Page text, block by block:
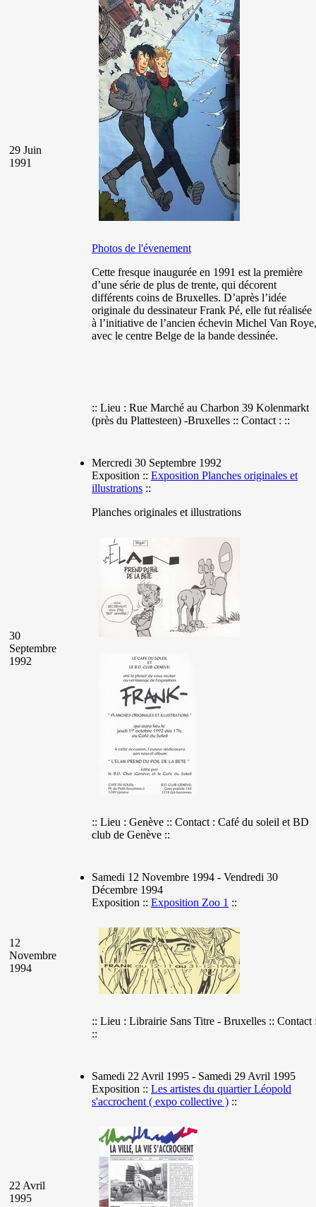
29 Juin
1991
Photos de l'évenement
Cette fresque inaugurée en 1991 est la première
d’une série de plus de trente, qui décorent
différents coins de Bruxelles. D’après l’idée
originale du dessinateur Frank Pé, elle fut réalisée
à l’initiative de l’ancien échevin Michel Van Roye,
avec le centre Belge de la bande dessinée.
:: Lieu : Rue Marché au Charbon 39 Kolenmarkt
(près du Plattesteen) -Bruxelles :: Contact : ::
30
Septembre
1992
Mercredi 30 Septembre 1992
Exposition :: Exposition Planches originales et
illustrations ::
Planches originales et illustrations
:: Lieu : Genève :: Contact : Café du soleil et BD
club de Genève ::
12
Novembre
1994
Samedi 12 Novembre 1994 - Vendredi 30
Décembre 1994
Exposition :: Exposition Zoo 1 ::
:: Lieu : Librairie Sans Titre - Bruxelles :: Contact
::
22 Avril
1995
Samedi 22 Avril 1995 - Samedi 29 Avril 1995
Exposition :: Les artistes du quartier Léopold
s'accrochent ( expo collective ) ::